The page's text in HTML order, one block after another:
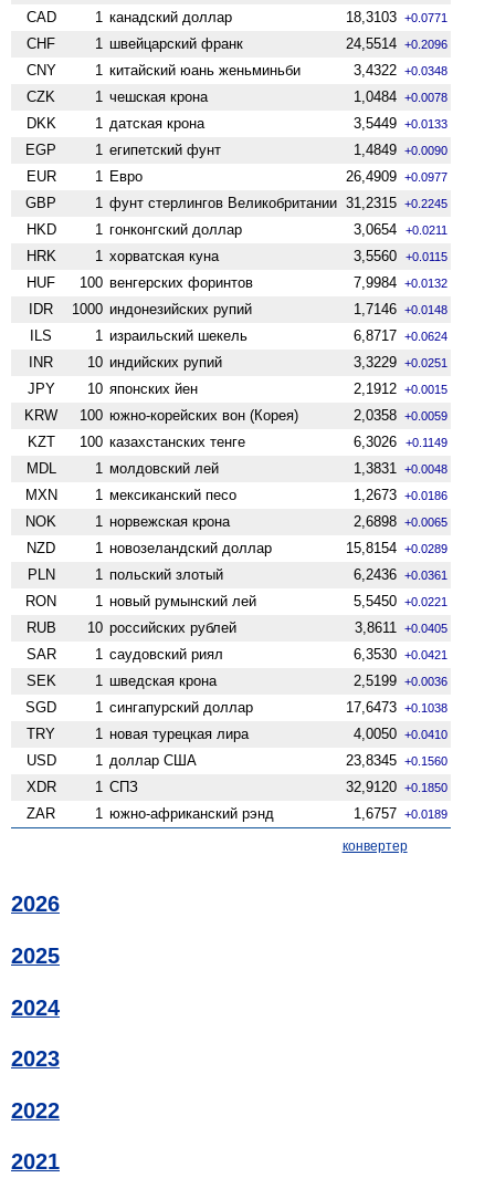
CAD 1 канадский доллар 18,3103 +0.0771
CHF 1 швейцарский франк 24,5514 +0.2096
CNY 1 китайский юань женьминьби 3,4322 +0.0348
CZK 1 чешская крона 1,0484 +0.0078
DKK 1 датская крона 3,5449 +0.0133
EGP 1 египетский фунт 1,4849 +0.0090
EUR 1 Евро 26,4909 +0.0977
GBP 1 фунт стерлингов Велико­британии 31,2315 +0.2245
HKD 1 гонконгский доллар 3,0654 +0.0211
HRK 1 хорватская куна 3,5560 +0.0115
HUF 100 венгерских форинтов 7,9984 +0.0132
IDR 1000 индонезийских рупий 1,7146 +0.0148
ILS 1 израильский шекель 6,8717 +0.0624
INR 10 индийских рупий 3,3229 +0.0251
JPY 10 японских йен 2,1912 +0.0015
KRW 100 южно-корейских вон (Корея) 2,0358 +0.0059
KZT 100 казахстанских тенге 6,3026 +0.1149
MDL 1 молдовский лей 1,3831 +0.0048
MXN 1 мексиканский песо 1,2673 +0.0186
NOK 1 норвежская крона 2,6898 +0.0065
NZD 1 ново­зеландский доллар 15,8154 +0.0289
PLN 1 польский злотый 6,2436 +0.0361
RON 1 новый румынский лей 5,5450 +0.0221
RUB 10 российских рублей 3,8611 +0.0405
SAR 1 саудовский риял 6,3530 +0.0421
SEK 1 шведская крона 2,5199 +0.0036
SGD 1 сингапурский доллар 17,6473 +0.1038
TRY 1 новая турецкая лира 4,0050 +0.0410
USD 1 доллар США 23,8345 +0.1560
XDR 1 СПЗ 32,9120 +0.1850
ZAR 1 южно-африканский рэнд 1,6757 +0.0189
конвертер
2026
2025
2024
2023
2022
2021